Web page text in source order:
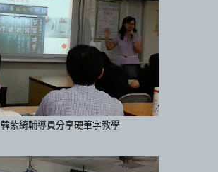
韓紫綺輔導員分享硬筆字教學